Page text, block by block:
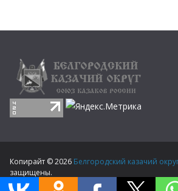
Копирайт © 2026 Белгородский казачий
защищены.
Тема ColorMag от ThemeGrill. Создано на